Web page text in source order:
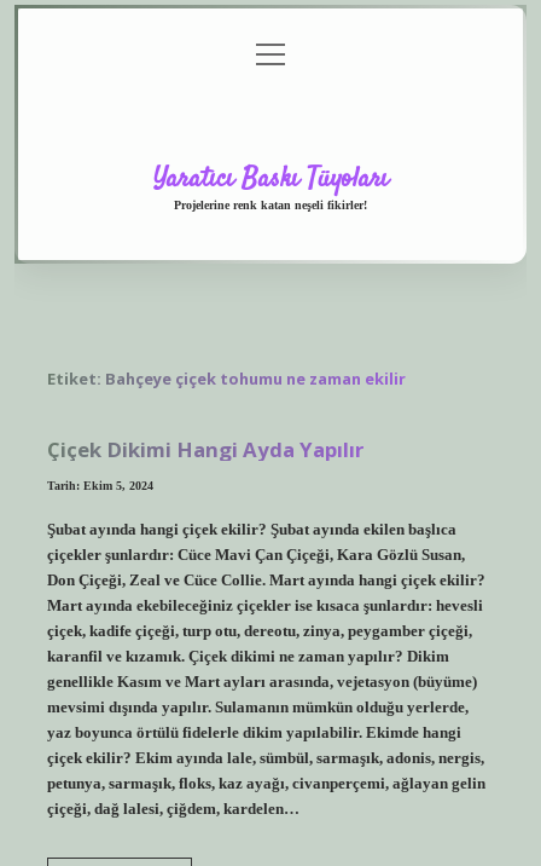
menüyü
aç
Yaratıcı Baskı Tüyoları
Projelerine renk katan neşeli fikirler!
Etiket: Bahçeye çiçek tohumu ne zaman ekilir
Çiçek Dikimi Hangi Ayda Yapılır
Tarih: Ekim 5, 2024
Şubat ayında hangi çiçek ekilir? Şubat ayında ekilen başlıca
çiçekler şunlardır: Cüce Mavi Çan Çiçeği, Kara Gözlü Susan,
Don Çiçeği, Zeal ve Cüce Collie. Mart ayında hangi çiçek ekilir?
Mart ayında ekebileceğiniz çiçekler ise kısaca şunlardır: hevesli
çiçek, kadife çiçeği, turp otu, dereotu, zinya, peygamber çiçeği,
karanfil ve kızamık. Çiçek dikimi ne zaman yapılır? Dikim
genellikle Kasım ve Mart ayları arasında, vejetasyon (büyüme)
mevsimi dışında yapılır. Sulamanın mümkün olduğu yerlerde,
yaz boyunca örtülü fidelerle dikim yapılabilir. Ekimde hangi
çiçek ekilir? Ekim ayında lale, sümbül, sarmaşık, adonis, nergis,
petunya, sarmaşık, floks, kaz ayağı, civanperçemi, ağlayan gelin
çiçeği, dağ lalesi, çiğdem, kardelen…